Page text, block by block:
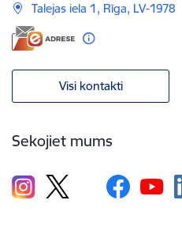
Talejas iela 1, Rīga, LV-1978
Visi kontakti
Sekojiet mums